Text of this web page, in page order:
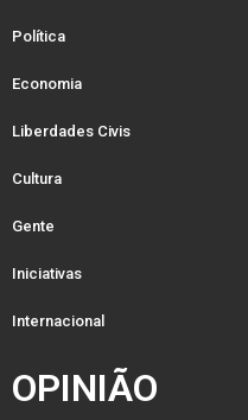
Política
Economia
Liberdades Civis
Cultura
Gente
Iniciativas
Internacional
OPINIÃO